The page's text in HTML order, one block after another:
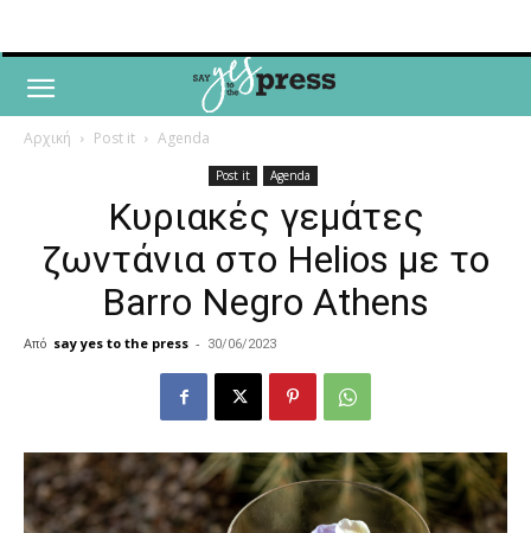
Αρχική Post it Agenda
Post it Agenda
Κυριακές γεμάτες
ζωντάνια στο Helios με το
Barro Negro Athens
Από say yes to the press - 30/06/2023